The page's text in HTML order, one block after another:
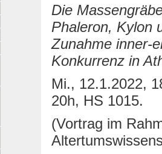
Die
Phaleron, Kylon
Zunahme inner-
Konkurrenz in
Mi., 12.1.2022,
20h, HS 1015.
(Vortrag im